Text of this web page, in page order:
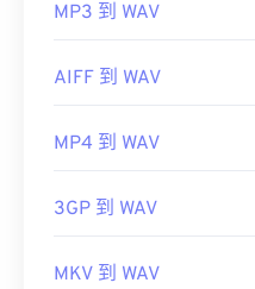
MP3 到 WAV
AIFF 到 WAV
MP4 到 WAV
3GP 到 WAV
MKV 到 WAV